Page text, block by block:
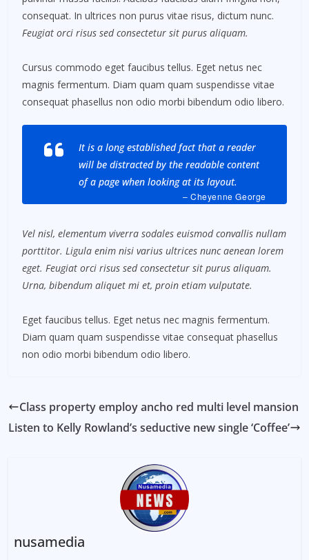
consequat. In ultrices non purus vitae risus, dictum nunc.
Feugiat orci risus sed consectetur sit purus aliquam.
Cursus commodo eget faucibus tellus. Eget netus nec
magnis fermentum. Diam quam quam suspendisse vitae
consequat phasellus non odio morbi bibendum odio libero.
It is a long established fact that a reader
will be distracted by the readable content
of a page when looking at its layout.
– Cheyenne George
Vel nisl, elementum viverra sodales euismod convallis nullam
porttitor. Ligula enim nisi varius ultrices nunc aenean lorem
eget. Feugiat orci risus sed consectetur sit purus aliquam.
Urna, bibendum aliquet mi et, proin etiam vulputate.
Eget faucibus tellus. Eget netus nec magnis fermentum.
Diam quam quam suspendisse vitae consequat phasellus
non odio morbi bibendum odio libero.
Class property employ ancho red multi level mansion
Listen to Kelly Rowland’s seductive new single ‘Coffee’
nusamedia